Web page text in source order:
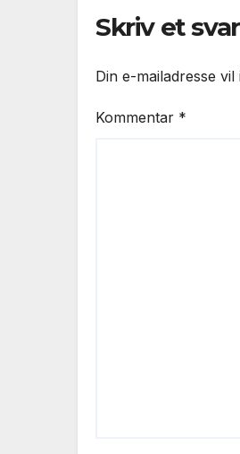
Skriv et svar
Din e-mailadresse
Kommentar *